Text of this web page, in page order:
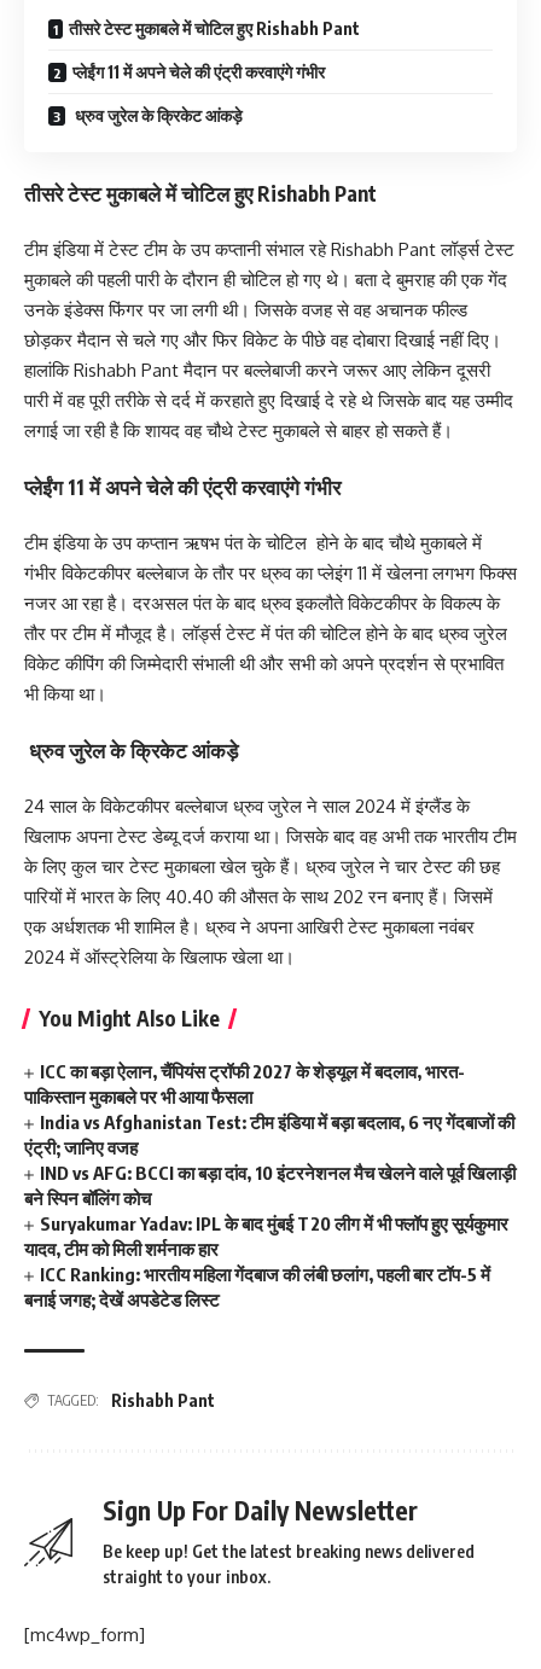
तीसरे टेस्ट मुकाबले में चोटिल हुए Rishabh Pant
प्लेईंग 11 में अपने चेले की एंट्री करवाएंगे गंभीर
ध्रुव जुरेल के क्रिकेट आंकड़े
तीसरे टेस्ट मुकाबले में चोटिल हुए Rishabh Pant
टीम इंडिया में टेस्ट टीम के उप कप्तानी संभाल रहे Rishabh Pant लॉर्ड्स टेस्ट
मुकाबले की पहली पारी के दौरान ही चोटिल हो गए थे। बता दे बुमराह की एक गेंद
उनके इंडेक्स फिंगर पर जा लगी थी। जिसके वजह से वह अचानक फील्ड
छोड़कर मैदान से चले गए और फिर विकेट के पीछे वह दोबारा दिखाई नहीं दिए।
हालांकि Rishabh Pant मैदान पर बल्लेबाजी करने जरूर आए लेकिन दूसरी
पारी में वह पूरी तरीके से दर्द में करहाते हुए दिखाई दे रहे थे जिसके बाद यह उम्मीद
लगाई जा रही है कि शायद वह चौथे टेस्ट मुकाबले से बाहर हो सकते हैं।
प्लेईंग 11 में अपने चेले की एंट्री करवाएंगे गंभीर
टीम इंडिया के उप कप्तान ऋषभ पंत के चोटिल होने के बाद चौथे मुकाबले में
गंभीर विकेटकीपर बल्लेबाज के तौर पर ध्रुव का प्लेइंग 11 में खेलना लगभग फिक्स
नजर आ रहा है। दरअसल पंत के बाद ध्रुव इकलौते विकेटकीपर के विकल्प के
तौर पर टीम में मौजूद है। लॉर्ड्स टेस्ट में पंत की चोटिल होने के बाद ध्रुव जुरेल
विकेट कीपिंग की जिम्मेदारी संभाली थी और सभी को अपने प्रदर्शन से प्रभावित
भी किया था।
ध्रुव जुरेल के क्रिकेट आंकड़े
24 साल के विकेटकीपर बल्लेबाज ध्रुव जुरेल ने साल 2024 में इंग्लैंड के
खिलाफ अपना टेस्ट डेब्यू दर्ज कराया था। जिसके बाद वह अभी तक भारतीय टीम
के लिए कुल चार टेस्ट मुकाबला खेल चुके हैं। ध्रुव जुरेल ने चार टेस्ट की छह
पारियों में भारत के लिए 40.40 की औसत के साथ 202 रन बनाए हैं। जिसमें
एक अर्धशतक भी शामिल है। ध्रुव ने अपना आखिरी टेस्ट मुकाबला नवंबर
2024 में ऑस्ट्रेलिया के खिलाफ खेला था।
You Might Also Like
ICC का बड़ा ऐलान, चैंपियंस ट्रॉफी 2027 के शेड्यूल में बदलाव, भारत-
पाकिस्तान मुकाबले पर भी आया फैसला
India vs Afghanistan Test: टीम इंडिया में बड़ा बदलाव, 6 नए गेंदबाजों की
एंट्री; जानिए वजह
IND vs AFG: BCCI का बड़ा दांव, 10 इंटरनेशनल मैच खेलने वाले पूर्व खिलाड़ी
बने स्पिन बॉलिंग कोच
Suryakumar Yadav: IPL के बाद मुंबई T20 लीग में भी फ्लॉप हुए सूर्यकुमार
यादव, टीम को मिली शर्मनाक हार
ICC Ranking: भारतीय महिला गेंदबाज की लंबी छलांग, पहली बार टॉप-5 में
बनाई जगह; देखें अपडेटेड लिस्ट
TAGGED: Rishabh Pant
Sign Up For Daily Newsletter
Be keep up! Get the latest breaking news delivered
straight to your inbox.
[mc4wp_form]